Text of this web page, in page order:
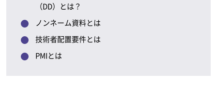
（DD）とは？
ノンネーム資料とは
技術者配置要件とは
PMIとは